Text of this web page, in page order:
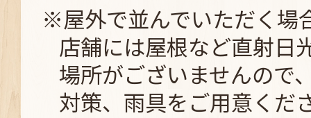
※屋外で並んでいただく場
店舗には屋根など直射日
場所がございませんので
対策、雨具をご用意くだ